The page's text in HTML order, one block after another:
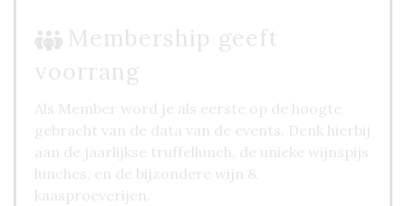
Membership geeft
Als Member word je als eerste op de hoogte
gebracht van de data van de events. Denk hierbij
aan de jaarlijkse truffellunch, de unieke wijnspijs
lunches, en de bijzondere wijn &
kaasproeverijen.